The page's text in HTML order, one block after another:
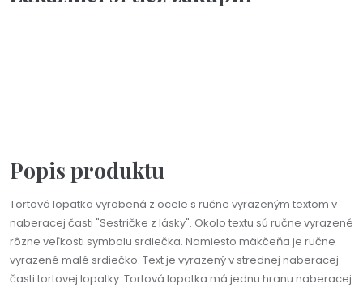
Popis produktu
Tortová lopatka vyrobená z ocele s ručne vyrazeným textom v
naberacej časti "Sestričke z lásky". Okolo textu sú ručne vyrazené
rôzne veľkosti symbolu srdiečka. Namiesto mäkčeňa je ručne
vyrazené malé srdiečko. Text je vyrazený v strednej naberacej
časti tortovej lopatky. Tortová lopatka má jednu hranu naberacej